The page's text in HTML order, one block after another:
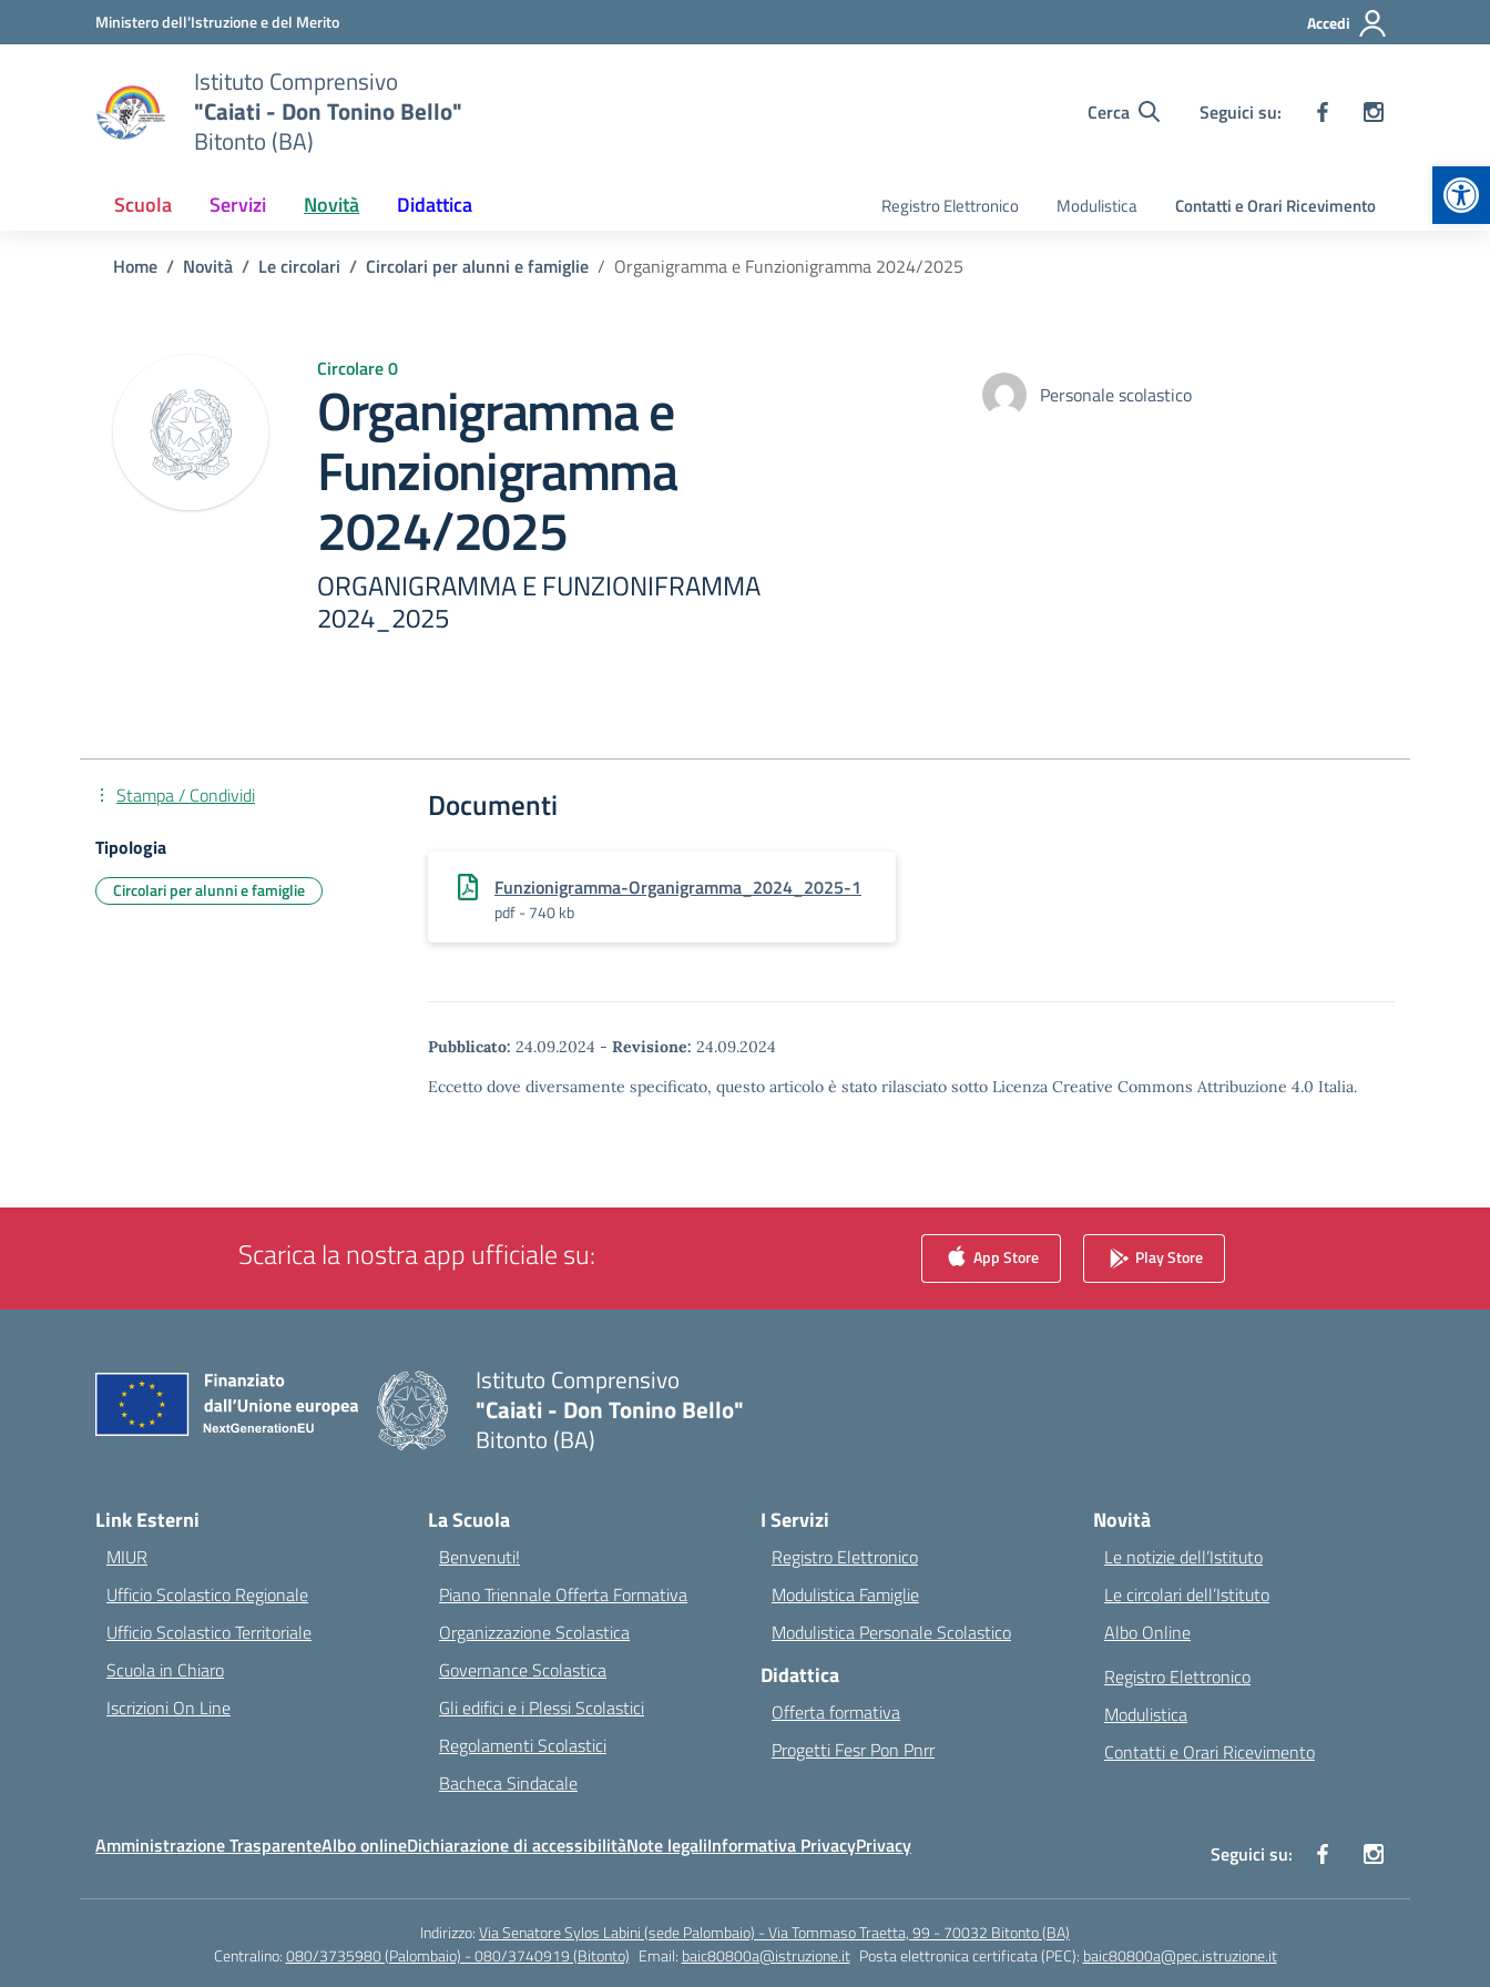
Vai ai contenuti
Vai al menu di navigazioneMinistero dell'Istruzione e del Merito Accedi
Istituto Comprensivo
"Caiati - Don Tonino Bello"
Bitonto (BA)
Cerca Seguici su:
Scuola Servizi Novità Didattica Registro Elettronico Modulistica Contatti e Orari Ricevimento
Home Novità Le circolari Circolari per alunni e famiglie Organigramma e Funzionigramma 2024/2025
Circolare 0
Organigramma e
Funzionigramma
2024/2025
ORGANIGRAMMA E FUNZIONIFRAMMA
2024_2025
Personale scolastico
Documenti
Funzionigramma-Organigramma_2024_2025-1
pdf - 740 kb
Pubblicato: 24.09.2024 - Revisione: 24.09.2024
Eccetto dove diversamente specificato, questo articolo è stato rilasciato sotto Licenza Creative Commons Attribuzione 4.0 Italia.
Stampa / Condividi
Tipologia
Circolari per alunni e famiglie
Scarica la nostra app ufficiale su: App Store Play Store
Istituto Comprensivo
"Caiati - Don Tonino Bello"
Bitonto (BA)
Link Esterni
MIUR
Ufficio Scolastico Regionale
Ufficio Scolastico Territoriale
Scuola in Chiaro
Iscrizioni On Line
La Scuola
Benvenuti!
Piano Triennale Offerta Formativa
Organizzazione Scolastica
Governance Scolastica
Gli edifici e i Plessi Scolastici
Regolamenti Scolastici
Bacheca Sindacale
I Servizi
Registro Elettronico
Modulistica Famiglie
Modulistica Personale Scolastico
Didattica
Offerta formativa
Progetti Fesr Pon Pnrr
Novità
Le notizie dell’Istituto
Le circolari dell’Istituto
Albo Online
Registro Elettronico
Modulistica
Contatti e Orari Ricevimento
Amministrazione TrasparenteAlbo onlineDichiarazione di accessibilitàNote legaliInformativa PrivacyPrivacy Seguici su:
Indirizzo:Via Senatore Sylos Labini (sede Palombaio) - Via Tommaso Traetta, 99 - 70032 Bitonto (BA)
Centralino:080/3735980 (Palombaio) - 080/3740919 (Bitonto) Email: baic80800a@istruzione.it Posta elettronica certificata (PEC): baic80800a@pec.istruzione.it